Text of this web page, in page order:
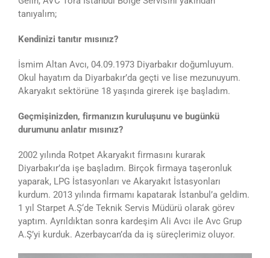
tanıyalım;
Kendinizi tanıtır mısınız?
İsmim Altan Avcı, 04.09.1973 Diyarbakır doğumluyum.
Okul hayatım da Diyarbakır’da geçti ve lise mezunuyum.
Akaryakıt sektörüne 18 yaşında girerek işe başladım.
Geçmişinizden, firmanızın kuruluşunu ve bugünkü
durumunu anlatır mısınız?
2002 yılında Rotpet Akaryakıt firmasını kurarak
Diyarbakır’da işe başladım. Birçok firmaya taşeronluk
yaparak, LPG İstasyonları ve Akaryakıt İstasyonları
kurdum. 2013 yılında firmamı kapatarak İstanbul’a geldim.
1 yıl Starpet A.Ş‘de Teknik Servis Müdürü olarak görev
yaptım. Ayrıldıktan sonra kardeşim Ali Avcı ile Avc Grup
A.Ş’yi kurduk. Azerbaycan’da da iş süreçlerimiz oluyor.